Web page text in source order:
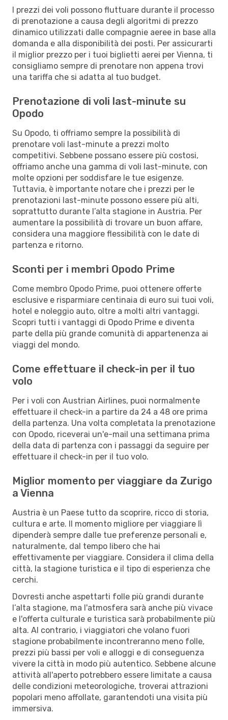
I prezzi dei voli possono fluttuare durante il processo
di prenotazione a causa degli algoritmi di prezzo
dinamico utilizzati dalle compagnie aeree in base alla
domanda e alla disponibilità dei posti. Per assicurarti
il miglior prezzo per i tuoi biglietti aerei per Vienna, ti
consigliamo sempre di prenotare non appena trovi
una tariffa che si adatta al tuo budget.
Prenotazione di voli last-minute su
Opodo
Su Opodo, ti offriamo sempre la possibilità di
prenotare voli last-minute a prezzi molto
competitivi. Sebbene possano essere più costosi,
offriamo anche una gamma di voli last-minute, con
molte opzioni per soddisfare le tue esigenze.
Tuttavia, è importante notare che i prezzi per le
prenotazioni last-minute possono essere più alti,
soprattutto durante l’alta stagione in Austria. Per
aumentare la possibilità di trovare un buon affare,
considera una maggiore flessibilità con le date di
partenza e ritorno.
Sconti per i membri Opodo Prime
Come membro Opodo Prime, puoi ottenere offerte
esclusive e risparmiare centinaia di euro sui tuoi voli,
hotel e noleggio auto, oltre a molti altri vantaggi.
Scopri tutti i vantaggi di Opodo Prime e diventa
parte della più grande comunità di appartenenza ai
viaggi del mondo.
Come effettuare il check-in per il tuo
volo
Per i voli con Austrian Airlines, puoi normalmente
effettuare il check-in a partire da 24 a 48 ore prima
della partenza. Una volta completata la prenotazione
con Opodo, riceverai un'e-mail una settimana prima
della data di partenza con i passaggi da seguire per
effettuare il check-in per il tuo volo.
Miglior momento per viaggiare da Zurigo
a Vienna
Austria è un Paese tutto da scoprire, ricco di storia,
cultura e arte. Il momento migliore per viaggiare lì
dipenderà sempre dalle tue preferenze personali e,
naturalmente, dal tempo libero che hai
effettivamente per viaggiare. Considera il clima della
città, la stagione turistica e il tipo di esperienza che
cerchi.
Dovresti anche aspettarti folle più grandi durante
l’alta stagione, ma l'atmosfera sarà anche più vivace
e l'offerta culturale e turistica sarà probabilmente più
alta. Al contrario, i viaggiatori che volano fuori
stagione probabilmente incontreranno meno folle,
prezzi più bassi per voli e alloggi e di conseguenza
vivere la città in modo più autentico. Sebbene alcune
attività all'aperto potrebbero essere limitate a causa
delle condizioni meteorologiche, troverai attrazioni
popolari meno affollate, garantendoti una visita più
immersiva.